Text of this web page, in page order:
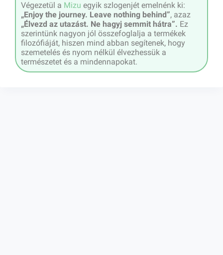
Végezetül a Mizu egyik szlogenjét emelnénk ki:
„Enjoy the journey. Leave nothing behind”, azaz
„Élvezd az utazást. Ne hagyj semmit hátra”. Ez
szerintünk nagyon jól összefoglalja a termékek
filozófiáját, hiszen mind abban segítenek, hogy
szemetelés és nyom nélkül élvezhessük a
természetet és a mindennapokat.